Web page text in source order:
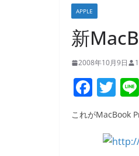
APPLE
新
2008年10月9日
F
a
c
T
w
itt
er
これがMacBook